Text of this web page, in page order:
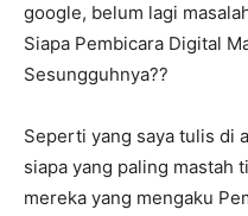
google, belum lagi
Siapa Pembicara Digital
Sesungguhnya??
Seperti yang saya tulis di
siapa yang paling mastah
mereka yang mengaku